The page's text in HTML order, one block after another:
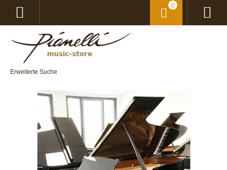
Erweiterte Suche
0